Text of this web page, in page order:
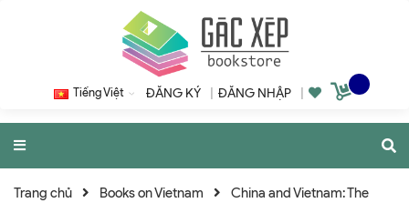
Tiếng Việt ĐĂNG KÝ ĐĂNG NHẬP
Trang chủ Books on Vietnam
China and Vietnam: The